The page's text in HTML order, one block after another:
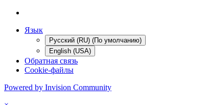
Язык
Русский (RU) (По умолчанию)
English (USA)
Обратная связь
Cookie-файлы
Powered by Invision Community